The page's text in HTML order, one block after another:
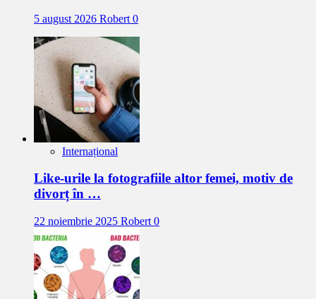
5 august 2026 Robert 0
Internațional
Like-urile la fotografiile altor femei, motiv de
divorț în …
22 noiembrie 2025 Robert 0